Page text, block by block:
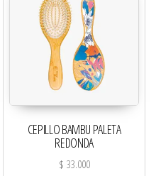
CEPILLO BAMBU PALETA
REDONDA
$ 33.000